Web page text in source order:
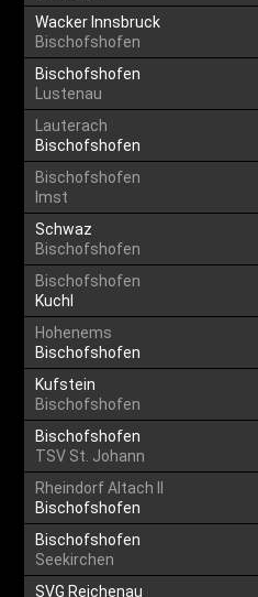
Wacker Innsbruck
Bischofshofen
Bischofshofen
Lustenau
Lauterach
Bischofshofen
Bischofshofen
Imst
Schwaz
Bischofshofen
Bischofshofen
Kuchl
Hohenems
Bischofshofen
Kufstein
Bischofshofen
Bischofshofen
TSV St. Johann
Rheindorf Altach II
Bischofshofen
Bischofshofen
Seekirchen
SVG Reichenau